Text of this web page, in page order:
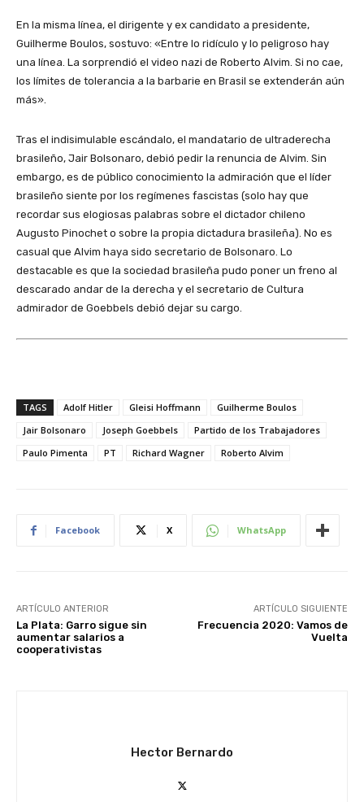
En la misma línea, el dirigente y ex candidato a presidente,
Guilherme Boulos, sostuvo: «Entre lo ridículo y lo peligroso hay
una línea. La sorprendió el video nazi de Roberto Alvim. Si no cae,
los límites de tolerancia a la barbarie en Brasil se extenderán aún
más».
Tras el indisimulable escándalo, el mandatario de ultraderecha
brasileño, Jair Bolsonaro, debió pedir la renuncia de Alvim. Sin
embargo, es de público conocimiento la admiración que el líder
brasileño siente por los regímenes fascistas (solo hay que
recordar sus elogiosas palabras sobre el dictador chileno
Augusto Pinochet o sobre la propia dictadura brasileña). No es
casual que Alvim haya sido secretario de Bolsonaro. Lo
destacable es que la sociedad brasileña pudo poner un freno al
descarado andar de la derecha y el secretario de Cultura
admirador de Goebbels debió dejar su cargo.
TAGS Adolf Hitler Gleisi Hoffmann
Guilherme Boulos
Jair Bolsonaro
Joseph Goebbels
Partido de los Trabajadores
Paulo Pimenta
PT Richard Wagner Roberto Alvim
Facebook X WhatsApp
ARTÍCULO ANTERIOR
La Plata: Garro sigue sin
aumentar salarios a
cooperativistas
ARTÍCULO SIGUIENTE
Frecuencia 2020: Vamos de
Vuelta
Hector Bernardo